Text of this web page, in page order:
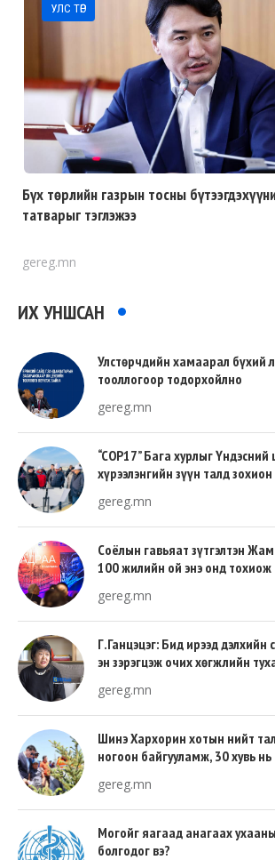
УЛС ТӨР
Бүх төрлийн газрын тосны
татварыг тэглэжээ
gereg.mn
ИХ УНШСАН
Улстөрчдийн хамаарал бүхий
тооллогоор тодорхойлно
gereg.mn
“COP17” Бага хурлыг Үндэсний
хүрээлэнгийн зүүн талд
gereg.mn
Соёлын гавьяат зүтгэлтэн
100 жилийн ой энэ онд тохиож
gereg.mn
Г.Ганцэцэг: Бид ирээд дэлхийн
эн зэрэгцэж очих хөгжлийн
gereg.mn
Шинэ Хархорин хотын нийт
ногоон байгууламж, 30 хувь
gereg.mn
Могойг яагаад анагаах
болгодог вэ?